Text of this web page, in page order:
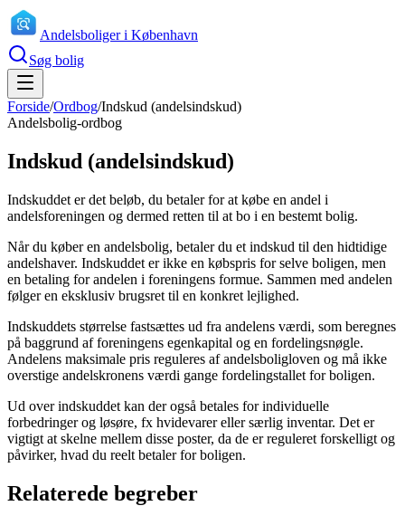
Andelsboliger i København
Søg bolig
Forside/Ordbog/Indskud (andelsindskud)
Andelsbolig-ordbog
Indskud (andelsindskud)
Indskuddet er det beløb, du betaler for at købe en andel i
andelsforeningen og dermed retten til at bo i en bestemt bolig.
Når du køber en andelsbolig, betaler du et indskud til den hidtidige
andelshaver. Indskuddet er ikke en købspris for selve boligen, men
en betaling for andelen i foreningens formue. Sammen med andelen
følger en eksklusiv brugsret til en konkret lejlighed.
Indskuddets størrelse fastsættes ud fra andelens værdi, som beregnes
på baggrund af foreningens egenkapital og en fordelingsnøgle.
Andelens maksimale pris reguleres af andelsboligloven og må ikke
overstige andelskronens værdi gange fordelingstallet for boligen.
Ud over indskuddet kan der også betales for individuelle
forbedringer og løsøre, fx hvidevarer eller særlig inventar. Det er
vigtigt at skelne mellem disse poster, da de er reguleret forskelligt og
påvirker, hvad du reelt betaler for boligen.
Relaterede begreber